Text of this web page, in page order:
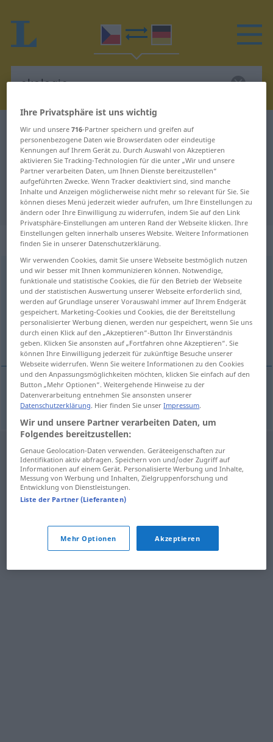
Tschechisch-Deutsch Wörterbuch ekologie
Tschechisch-Deutsch Übersetzung
für "ekologie"
"ekologie" Deutsch Übersetzung
„ekologie“: feminin
ekologie f
Übersicht aller Übersetzungen
(Für mehr Details die Übersetzung anklicken/antippen)
Ökologie
Ökologief ekologie
Ihre Privatsphäre ist uns wichtig
Wir und unsere716-Partner speichern und greifen auf
personenbezogene Daten wie Browserdaten oder eindeutige
Kennungen auf Ihrem Gerät zu. Durch Auswahl von Akzeptieren
aktivieren Sie Tracking-Technologien für die unter „Wir und unsere
Partner verarbeiten Daten, um Ihnen Dienste bereitzustellen“
aufgeführten Zwecke. Wenn Tracker deaktiviert sind, sind manche
Inhalte und Anzeigen möglicherweise nicht mehr so relevant für Sie. Sie
können dieses Menü jederzeit wieder aufrufen, um Ihre Einstellungen zu
ändern oder Ihre Einwilligung zu widerrufen, indem Sie auf den Link
Privatsphäre-Einstellungen am unteren Rand der Webseite klicken. Ihre
Einstellungen gelten innerhalb unseres Website. Weitere Informationen
finden Sie in unserer Datenschutzerklärung.
Wir verwenden Cookies, damit Sie unsere Webseite bestmöglich nutzen
und wir besser mit Ihnen kommunizieren können. Notwendige,
funktionale und statistische Cookies, die für den Betrieb der Webseite
und der statistischen Auswertung unserer Webseite erforderlich sind,
werden auf Grundlage unserer Vorauswahl immer auf Ihrem Endgerät
gespeichert. Marketing-Cookies und Cookies, die der Bereitstellung
personalisierter Werbung dienen, werden nur gespeichert, wenn Sie uns
durch einen Klick auf den „Akzeptieren“-Button Ihr Einverständnis
geben. Klicken Sie ansonsten auf „Fortfahren ohne Akzeptieren“. Sie
können Ihre Einwilligung jederzeit für zukünftige Besuche unserer
Webseite widerrufen. Wenn Sie weitere Informationen zu den Cookies
und den Anpassungsmöglichkeiten möchten, klicken Sie einfach auf den
Button „Mehr Optionen“. Weitergehende Hinweise zu der
Datenverarbeitung entnehmen Sie ansonsten unserer
Datenschutzerklärung. Hier finden Sie unserImpressum.
Wir und unsere Partner verarbeiten Daten, um
Folgendes bereitzustellen:
Genaue Geolocation-Daten verwenden. Geräteeigenschaften zur
Identifikation aktiv abfragen. Speichern von und/oder Zugriff auf
Informationen auf einem Gerät. Personalisierte Werbung und Inhalte,
Messung von Werbung und Inhalten, Zielgruppenforschung und
Entwicklung von Dienstleistungen.
Liste der Partner (Lieferanten)
Mehr Optionen Akzeptieren